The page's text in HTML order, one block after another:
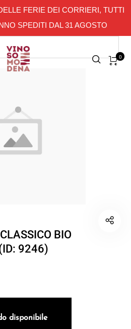
FERIE DEI CORRIERI, TUTTI
SPEDITI DAL 31 AGOSTO
0
BIO
9246)
disponibile